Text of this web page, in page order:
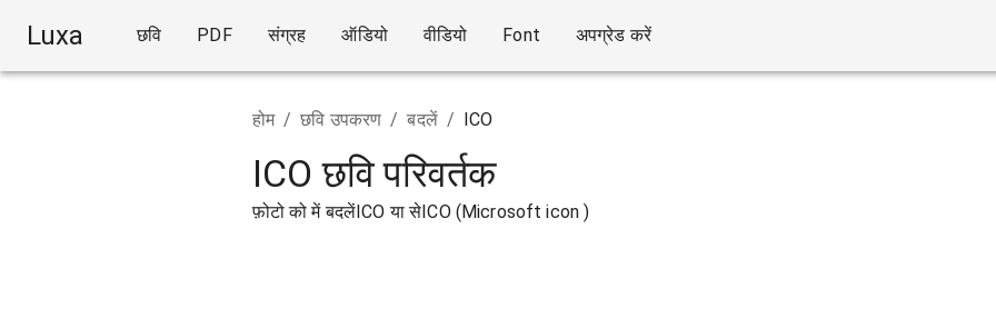
Luxa छवि PDF संग्रह ऑडियो वीडियो Font अपग्रेड करें
होम / छवि उपकरण / बदलें / ICO
ICO छवि परिवर्तक
फ़ोटो को में बदलेंICO या सेICO (Microsoft icon )